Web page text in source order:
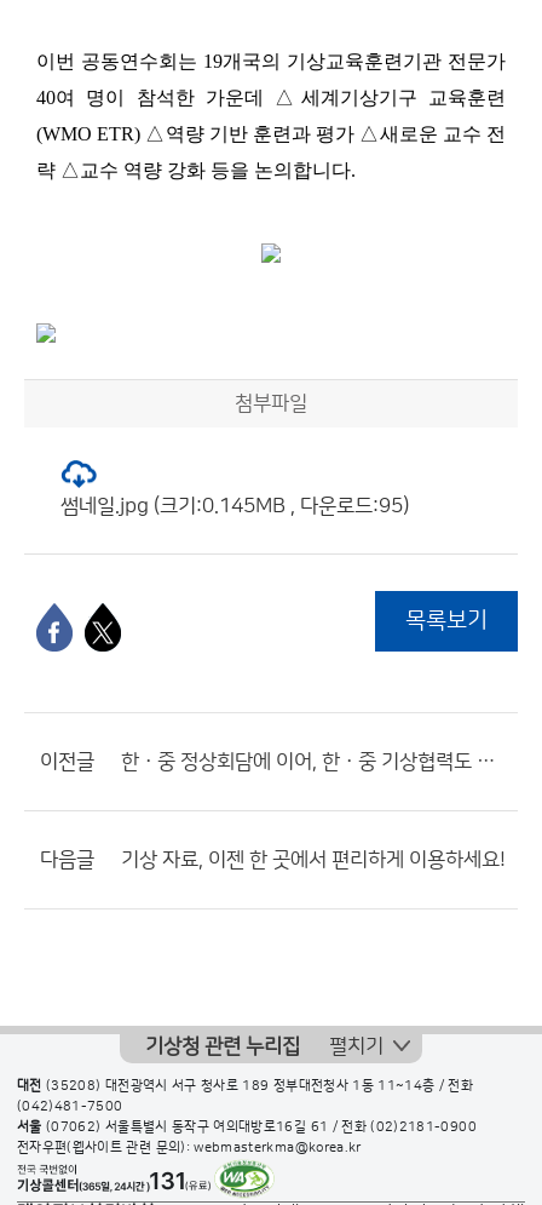
이번 공동연수회는 19개국의 기상교육훈련기관 전문가
40여 명이 참석한 가운데 △세계기상기구 교육훈련
(WMO ETR) △역량 기반 훈련과 평가 △새로운 교수 전
략 △교수 역량 강화 등을 논의합니다.
첨부파일
썸네일.jpg (크기:0.145MB , 다운로드:95)
목록보기
이전글 한ㆍ중 정상회담에 이어, 한ㆍ중 기상협력도 탄력!
다음글 기상 자료, 이젠 한 곳에서 편리하게 이용하세요!
기상청 관련 누리집 펼치기
대전 (35208) 대전광역시 서구 청사로 189 정부대전청사 1동 11~14층 / 전화
(042)481-7500
서울 (07062) 서울특별시 동작구 여의대방로16길 61 / 전화(02)2181-0900
전자우편(웹사이트 관련 문의): webmasterkma@korea.kr